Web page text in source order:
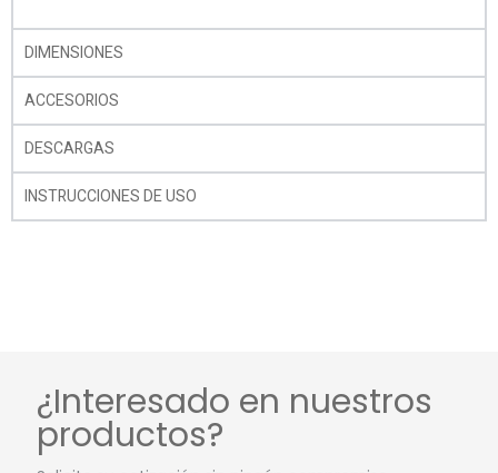
DIMENSIONES
ACCESORIOS
DESCARGAS
INSTRUCCIONES DE USO
¿Interesado en nuestros
productos?